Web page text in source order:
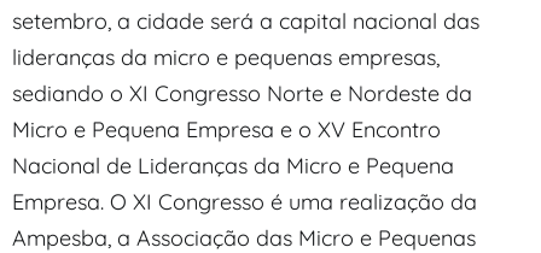
setembro, a cidade será a capital nacional das
lideranças da micro e pequenas empresas,
sediando o XI Congresso Norte e Nordeste da
Micro e Pequena Empresa e o XV Encontro
Nacional de Lideranças da Micro e Pequena
Empresa. O XI Congresso é uma realização da
Ampesba, a Associação das Micro e Pequenas